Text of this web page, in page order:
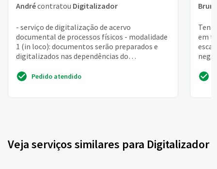
Andrécontratou Digitalizador
- serviço de digitalização de acervo
documental de processos físicos - modalidade
1 (in loco): documentos serão preparados e
digitalizados nas dependências do
Pedido atendido
em
Veja serviços similares para Digitalizador